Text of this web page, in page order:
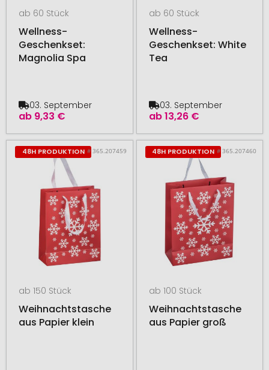
ab 60 Stück
Wellness-
Geschenkset:
Magnolia Spa
ab 9,33 €
03. September
ab 60 Stück
Wellness-
Geschenkset: White
Tea
ab13,26 €
03. September
48H PRODUKTION # 365.207459
ab 150 Stück
Weihnachtstasche
aus Papier klein
48H PRODUKTION # 365.207460
ab 100 Stück
Weihnachtstasche
aus Papier groß